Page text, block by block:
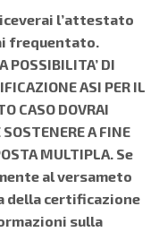
l’attestato
frequentato.
POSSIBILITA’ DI
ASI PER IL
CASO DOVRAI
A FINE
MULTIPLA. Se
al versameto
della certificazione
sulla